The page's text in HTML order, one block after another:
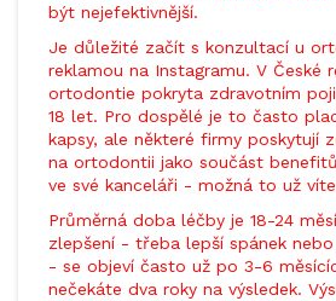
být nejefektivnější.
Je důležité začít s konzultací u
reklamou na Instagramu. V České
ortodontie pokryta zdravotním
18 let. Pro dospělé je to často
kapsy, ale některé firmy poskytují
na ortodontii jako součást
ve své kanceláři - možná to už
Průměrná doba léčby je 18-24
zlepšení - třeba lepší spánek
- se objeví často už po 3-6
nečekáte dva roky na výsledek.